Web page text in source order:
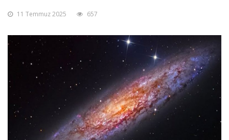
11 Temmuz 2025 657